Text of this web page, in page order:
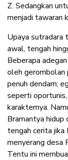
Z. Sedangkan
menjadi tawaran
Upaya sutradara
awal, tengah
Beberapa
oleh gerombolan
penuh dendam;
seperti
karakternya.
Bramantya hidup
tengah cerita jika
menyerang desa
Tentu ini